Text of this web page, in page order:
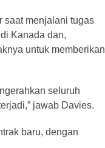
saat menjalani tugas
Kanada dan,
untuk memberikan
seluruh
jawab Davies.
baru, dengan